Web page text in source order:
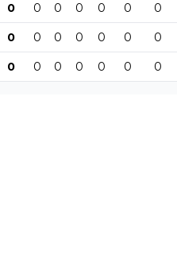
0 0 0 0 0 0 0
0 0 0 0 0 0 0
0 0 0 0 0 0 0